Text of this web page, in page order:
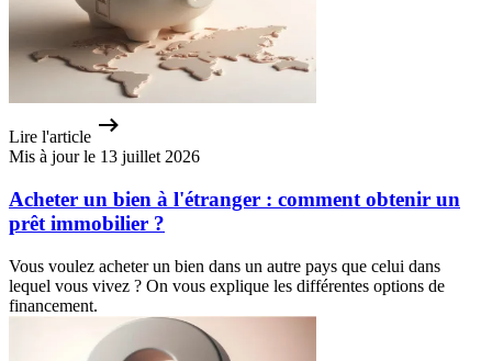
Lire l'article
Mis à jour le 13 juillet 2026
Acheter un bien à l'étranger : comment obtenir un
prêt immobilier ?
Vous voulez acheter un bien dans un autre pays que celui dans
lequel vous vivez ? On vous explique les différentes options de
financement.